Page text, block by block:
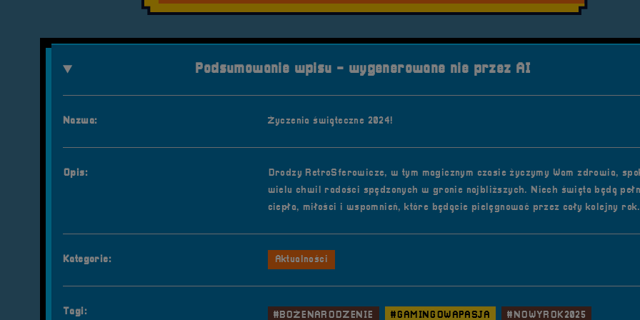
Podsumowanie wpisu - wygenerowane nie przez AI
Nazwa: Życzenia świąteczne 2024!
Opis:
Drodzy RetroSferowicze, w tym magicznym czasie życzymy Wam zdrowia,
wielu chwil radości spędzonych w gronie najbliższych. Niech święta będą
ciepła, miłości i wspomnień, które będącie pielęgnować przez cały kolejny rok.
Kategorie: Aktualności
Tagi: #BOŻENARODZENIE #GAMINGOWAPASJA
#NOWYROK2025